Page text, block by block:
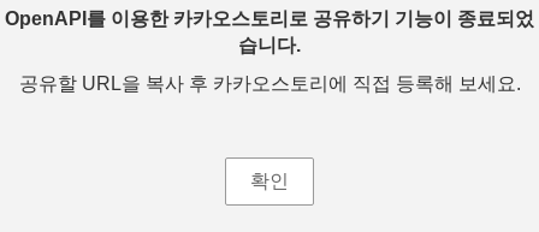
OpenAPI를 이용한 카카오스토리로 공유하기 기능이 종료되었
습니다.
공유할 URL을 복사 후 카카오스토리에 직접 등록해 보세요.
확인